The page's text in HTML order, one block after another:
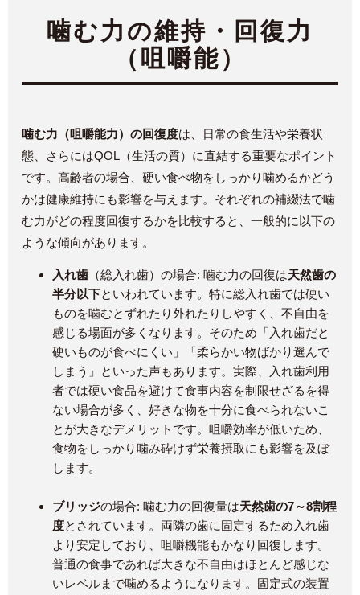
噛む力の維持・回復力
（咀嚼能）
噛む力（咀嚼能力）の回復度は、日常の食生活や栄養状
態、さらにはQOL（生活の質）に直結する重要なポイント
です。高齢者の場合、硬い食べ物をしっかり噛めるかどう
かは健康維持にも影響を与えます。それぞれの補綴法で噛
む力がどの程度回復するかを比較すると、一般的に以下の
ような傾向があります。
入れ歯（総入れ歯）の場合: 噛む力の回復は天然歯の
半分以下といわれています。特に総入れ歯では硬い
ものを噛むとずれたり外れたりしやすく、不自由を
感じる場面が多くなります​。そのため「入れ歯だと
硬いものが食べにくい」「柔らかい物ばかり選んで
しまう」といった声もあります。実際、入れ歯利用
者では硬い食品を避けて食事内容を制限せざるを得
ない場合が多く、好きな物を十分に食べられないこ
とが大きなデメリットです​。咀嚼効率が低いため、
食物をしっかり噛み砕けず栄養摂取にも影響を及ぼ
します。
ブリッジの場合: 噛む力の回復量は天然歯の7～8割程
度とされています​。両隣の歯に固定するため入れ歯
より安定しており、咀嚼機能もかなり回復します。
普通の食事であれば大きな不自由はほとんど感じな
いレベルまで噛めるようになります​。固定式の装置